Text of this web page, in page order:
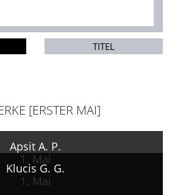
TITEL
[ERSTER MAI]
Apsit A. P.
1. Mai
Klucis G. G.
1. Mai